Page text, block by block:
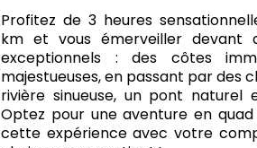
Profitez de 3 heures
km et vous émerveiller devant
exceptionnels : des côtes
majestueuses, en passant par des
rivière sinueuse, un pont naturel
Optez pour une aventure en
cette expérience avec votre